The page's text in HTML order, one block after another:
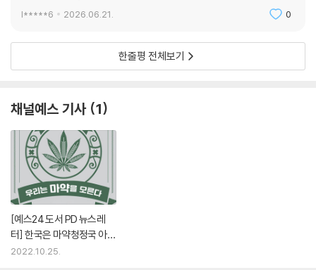
l*****6 2026.06.21. 0
한줄평 전체보기
채널예스 기사 1
[예스24 도서 PD 뉴스레
터] 한국은 마약청정국 아닌
가요? - 『우리는 마약을 모
2022.10.25.